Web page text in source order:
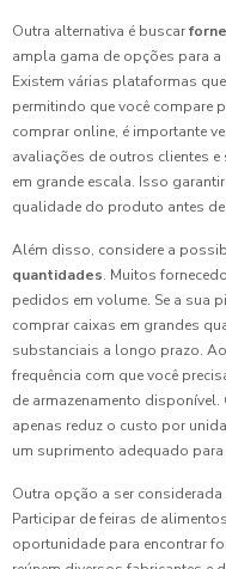
Outra alternativa é buscar
ampla gama de opções para
Existem várias plataformas
permitindo que você compare
comprar online, é importante
avaliações de outros clientes
em grande escala. Isso
qualidade do produto antes
Além disso, considere a
quantidades. Muitos
pedidos em volume. Se a sua
comprar caixas em grandes
substanciais a longo prazo.
frequência com que você
de armazenamento
apenas reduz o custo por
um suprimento adequado
Outra opção a ser
Participar de feiras de
oportunidade para encontrar